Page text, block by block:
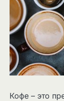
Кофе – это